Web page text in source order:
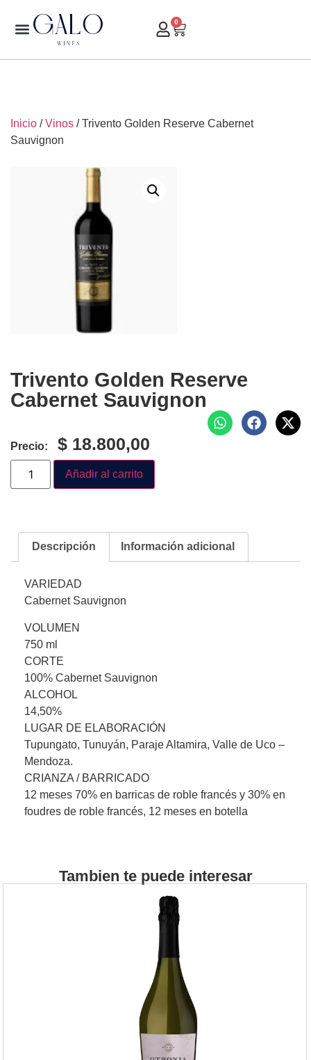
0
Inicio /Vinos / Trivento Golden Reserve Cabernet
Sauvignon
Trivento Golden Reserve
Cabernet Sauvignon
Precio: $ 18.800,00
Añadir al carrito
Descripción Información adicional
VARIEDAD
Cabernet Sauvignon
VOLUMEN
750 ml
CORTE
100% Cabernet Sauvignon
ALCOHOL
14,50%
LUGAR DE ELABORACIÓN
Tupungato, Tunuyán, Paraje Altamira, Valle de Uco –
Mendoza.
CRIANZA / BARRICADO
12 meses 70% en barricas de roble francés y 30% en
foudres de roble francés, 12 meses en botella
Tambien te puede interesar